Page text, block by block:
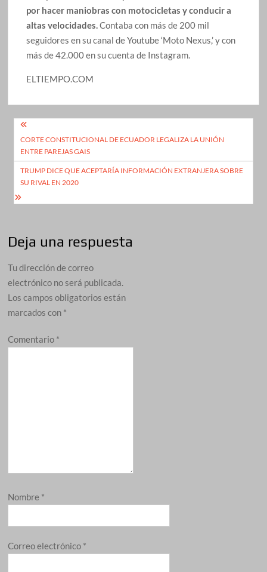
por hacer maniobras con motocicletas y conducir a
altas velocidades.Contaba con más de 200 mil
seguidores en su canal de Youtube ‘Moto Nexus,’ y con
más de 42.000 en su cuenta de Instagram.
ELTIEMPO.COM
Navegación
de
entradas
CORTE CONSTITUCIONAL DE ECUADOR LEGALIZA LA UNIÓN
ENTRE PAREJAS GAIS
TRUMP DICE QUE ACEPTARÍA INFORMACIÓN EXTRANJERA SOBRE
SU RIVAL EN 2020
Deja una respuesta
Tu dirección de correo
electrónico no será publicada.
Los campos obligatorios están
marcados con *
Comentario *
Nombre *
Correo electrónico *